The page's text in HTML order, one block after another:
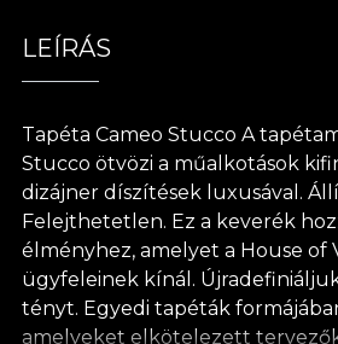
LEÍRÁS
Tapéta Cameo Stucco A
Stucco ötvözi a műalkotások
dizájner díszítések luxusával.
Felejthetetlen. Ez a keverék
élményhez, amelyet a House of
ügyfeleinek kínál.
tényt. Egyedi tapéták
amelyeket elkötelezett